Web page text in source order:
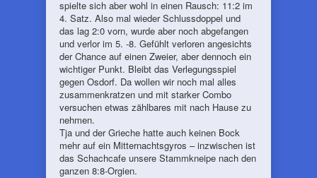
spielte sich aber wohl in einen Rausch: 11:2 im
4. Satz. Also mal wieder Schlussdoppel und
das lag 2:0 vorn, wurde aber noch abgefangen
und verlor im 5. -8. Gefühlt verloren angesichts
der Chance auf einen Zweier, aber dennoch ein
wichtiger Punkt. Bleibt das Verlegungsspiel
gegen Osdorf. Da wollen wir noch mal alles
zusammenkratzen und mit starker Combo
versuchen etwas zählbares mit nach Hause zu
nehmen.
Tja und der Grieche hatte auch keinen Bock
mehr auf ein Mitternachtsgyros – inzwischen ist
das Schachcafe unsere Stammkneipe nach den
ganzen 8:8-Orgien.